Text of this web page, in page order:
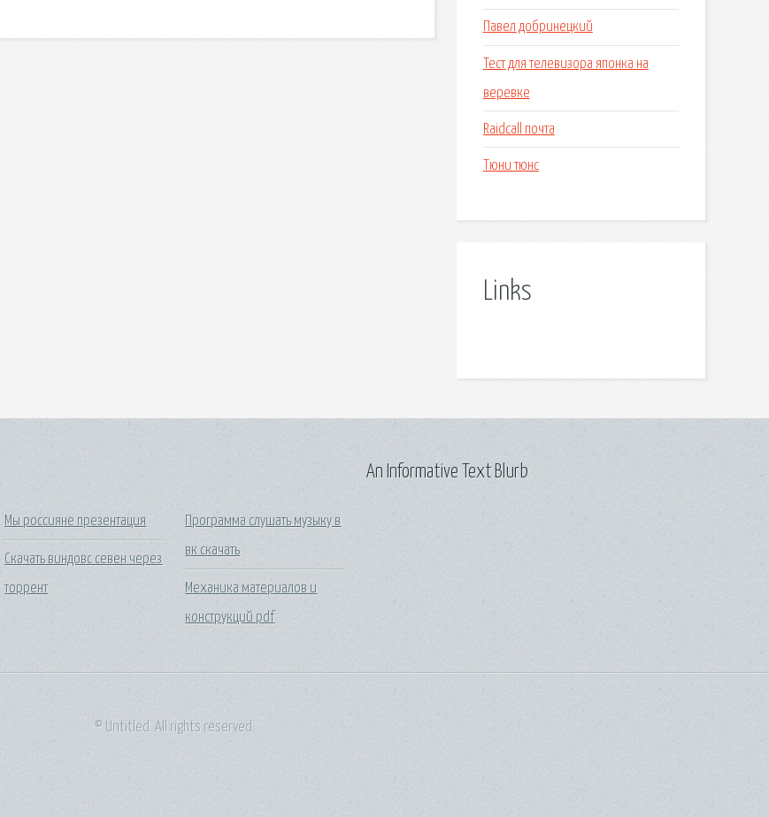
Павел добринецкий
Тест для телевизора японка на
веревке
Raidcall почта
Тюни тюнс
Links
Мы россияне презентация
Скачать виндовс севен через
торрент
Программа слушать музыку в
вк скачать
Механика материалов и
конструкций pdf
An Informative Text Blurb
© Untitled. All rights reserved.